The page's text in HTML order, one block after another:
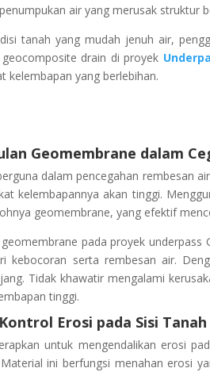
air yang merusak struktur
tanah yang mudah jenuh air,
geocomposite drain di proyek
kelembapan yang berlebihan.
Geomembrane dalam
dalam pencegahan rembesan
kelembapannya akan tinggi.
geomembrane, yang efektif
pada proyek
kebocoran serta rembesan air.
Tidak khawatir mengalami
tinggi.
Erosi pada Sisi
untuk mengendalikan erosi
ini berfungsi menahan erosi